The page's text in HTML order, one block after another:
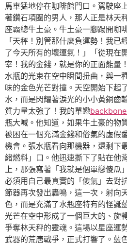
馬車猛地停在咖啡館門口。駕駛座
著鑽石項圈的男人，那人正是林
座霸總牛土豪。牛土豪一腳踢開咖
「天秤！別管那什麼負運勢！我已
了今天所有的壞運氣！」「從現在
宰！我的金錢，就是你的正面能量
水瓶的光束在空中瞬間扭曲，與一
味的金色光芒對撞。天空開始下起
水，而是閃耀著淚光的小小黃銅齒
質力量太強了！我的單戀
瓶大喊。他知道，如果牛土豪的物
被困在一個充滿金錢和俗氣的虛假
機會。張水瓶看向那機器，還剩下
緒燃料」口。他迅速撕下了貼在他
上，那張寫著「我就是個單戀傻瓜
必須用自己最真實的「傻氣」去對
節器再次發出轟鳴，這一次，射向
色，而是充滿了水瓶座特有的怪誕
光芒在空中形成了一個巨大的、旋
爭奪林天秤的靈魂。這場以星座運
武器的荒唐戰爭，正式打響了。藍